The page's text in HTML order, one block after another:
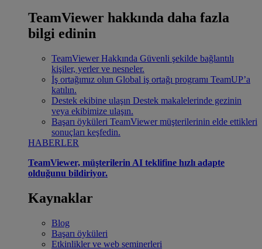
TeamViewer hakkında daha fazla
bilgi edinin
TeamViewer Hakkında Güvenli şekilde bağlantılı
kişiler, yerler ve nesneler.
İş ortağımız olun Global iş ortağı programı TeamUP’a
katılın.
Destek ekibine ulaşın Destek makalelerinde gezinin
veya ekibimize ulaşın.
Başarı öyküleri TeamViewer müşterilerinin elde ettikleri
sonuçları keşfedin.
HABERLER
TeamViewer, müşterilerin AI teklifine hızlı adapte
olduğunu bildiriyor.
Kaynaklar
Blog
Başarı öyküleri
Etkinlikler ve web seminerleri